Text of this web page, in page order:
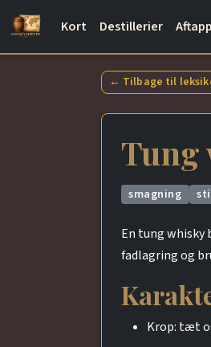
Kort Destillerier
← Tilbage til
Tung
smagning
En tung whisky
fadlagring og
Krop: tæt